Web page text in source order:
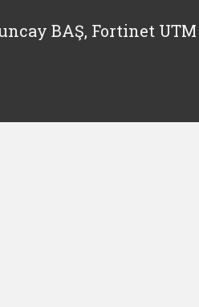
BAŞ, Fortinet